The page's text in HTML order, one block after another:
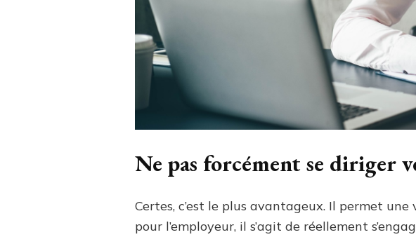
Ne pas forcément se diriger
Certes, c’est le plus avantageux. Il permet
pour l’employeur, il s’agit de réellement